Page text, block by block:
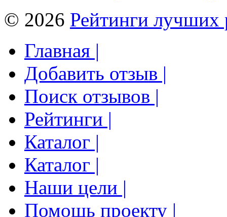
© 2026 Рейтинги лучших
Главная |
Добавить отзыв |
Поиск отзывов |
Рейтинги |
Каталог |
Каталог |
Наши цели |
Помощь проекту |